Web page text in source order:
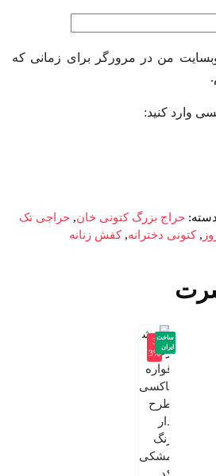
وبسایت من در مرورگر برای زمانی که
وارد کنید:
دسته: حراج بزرگ کتونی خان, حراجی تک
,کتونی دخترانه,کفش زنانه
-3
3%
ساخت
ایران